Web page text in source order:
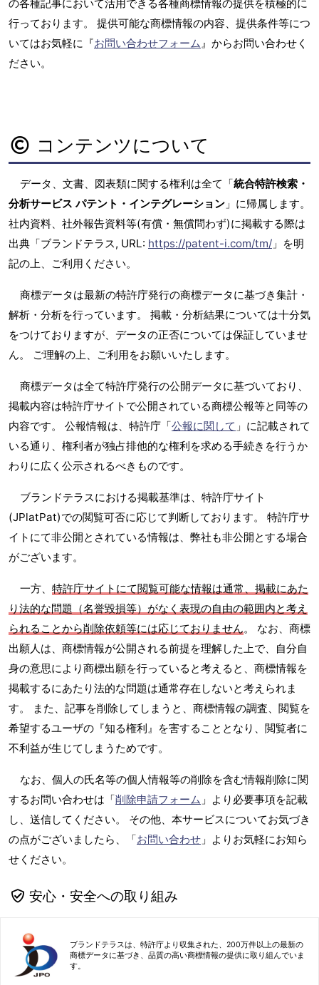
の各種記事において活用できる各種商標情報の提供を積極的に
行っております。 提供可能な商標情報の内容、提供条件等につ
いてはお気軽に『お問い合わせフォーム』からお問い合わせく
ださい。
コンテンツについて
データ、文書、図表類に関する権利は全て「統合特許検索・
分析サービス パテント・インテグレーション 」に帰属します。
社内資料、社外報告資料等(有償・無償問わず)に掲載する際は
出典「ブランドテラス, URL: https://patent-i.com/tm/ 」を明
記の上、ご利用ください。
商標データは最新の特許庁発行の商標データに基づき集計・
解析・分析を行っています。 掲載・分析結果については十分気
をつけておりますが、データの正否については保証していませ
ん。 ご理解の上、ご利用をお願いいたします。
商標データは全て特許庁発行の公開データに基づいており、
掲載内容は特許庁サイトで公開されている商標公報等と同等の
内容です。 公報情報は、特許庁「公報に関して 」に記載されて
いる通り、権利者が独占排他的な権利を求める手続きを行うか
わりに広く公示されるべきものです。
ブランドテラスにおける掲載基準は、特許庁サイト
(JPlatPat)での閲覧可否に応じて判断しております。 特許庁サ
イトにて非公開とされている情報は、弊社も非公開とする場合
がございます。
一方、 特許庁サイトにて閲覧可能な情報は通常、掲載にあた
り法的な問題（名誉毀損等）がなく表現の自由の範囲内と考え
られることから削除依頼等には応じておりません。 なお、商標
出願人は、商標情報が公開される前提を理解した上で、自分自
身の意思により商標出願を行っていると考えると、商標情報を
掲載するにあたり法的な問題は通常存在しないと考えられま
す。 また、記事を削除してしまうと、商標情報の調査、閲覧を
希望するユーザの『知る権利』を害することとなり、閲覧者に
不利益が生じてしまうためです。
なお、個人の氏名等の個人情報等の削除を含む情報削除に関
するお問い合わせは「削除申請フォーム 」より必要事項を記載
し、送信してください。 その他、本サービスについてお気づき
の点がございましたら、「お問い合わせ 」よりお気軽にお知ら
せください。
安心・安全への取り組み
ブランドテラスは、特許庁より収集された、200万件以上の最新の
商標データに基づき、品質の高い商標情報の提供に取り組んでいま
す。